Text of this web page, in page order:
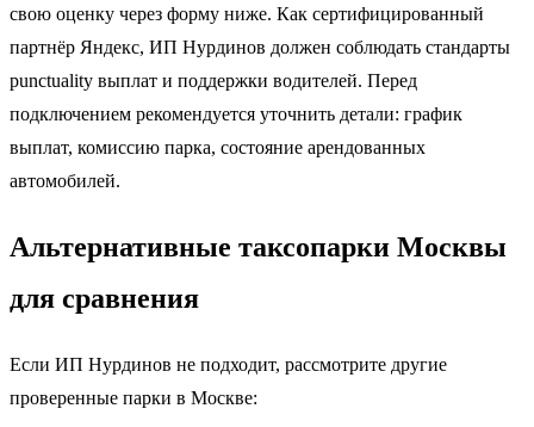
свою оценку через форму ниже. Как сертифицированный
партнёр Яндекс, ИП Нурдинов должен соблюдать стандарты
punctuality выплат и поддержки водителей. Перед
подключением рекомендуется уточнить детали: график
выплат, комиссию парка, состояние арендованных
автомобилей.
Альтернативные таксопарки Москвы
для сравнения
Если ИП Нурдинов не подходит, рассмотрите другие
проверенные парки в Москве: